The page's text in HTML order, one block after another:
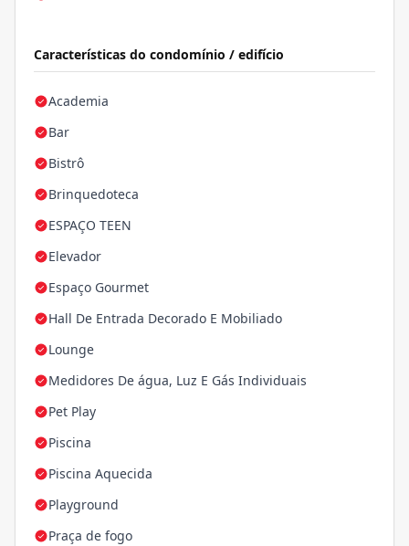
Características do condomínio / edifício
Academia
Bar
Bistrô
Brinquedoteca
ESPAÇO TEEN
Elevador
Espaço Gourmet
Hall De Entrada Decorado E Mobiliado
Lounge
Medidores De água, Luz E Gás Individuais
Pet Play
Piscina
Piscina Aquecida
Playground
Praça de fogo